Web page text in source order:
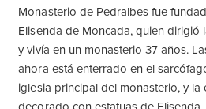
Monasterio de Pedralbes fue
Elisenda de Moncada, quien dirigió
y vivía en un monasterio 37 años.
ahora está enterrado en el
iglesia principal del monasterio, y la